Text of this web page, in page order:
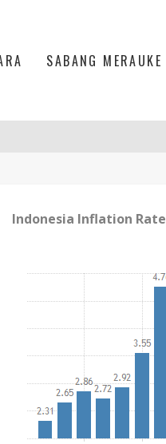
SABANG MERAUKE
Indonesia Inflation Rate